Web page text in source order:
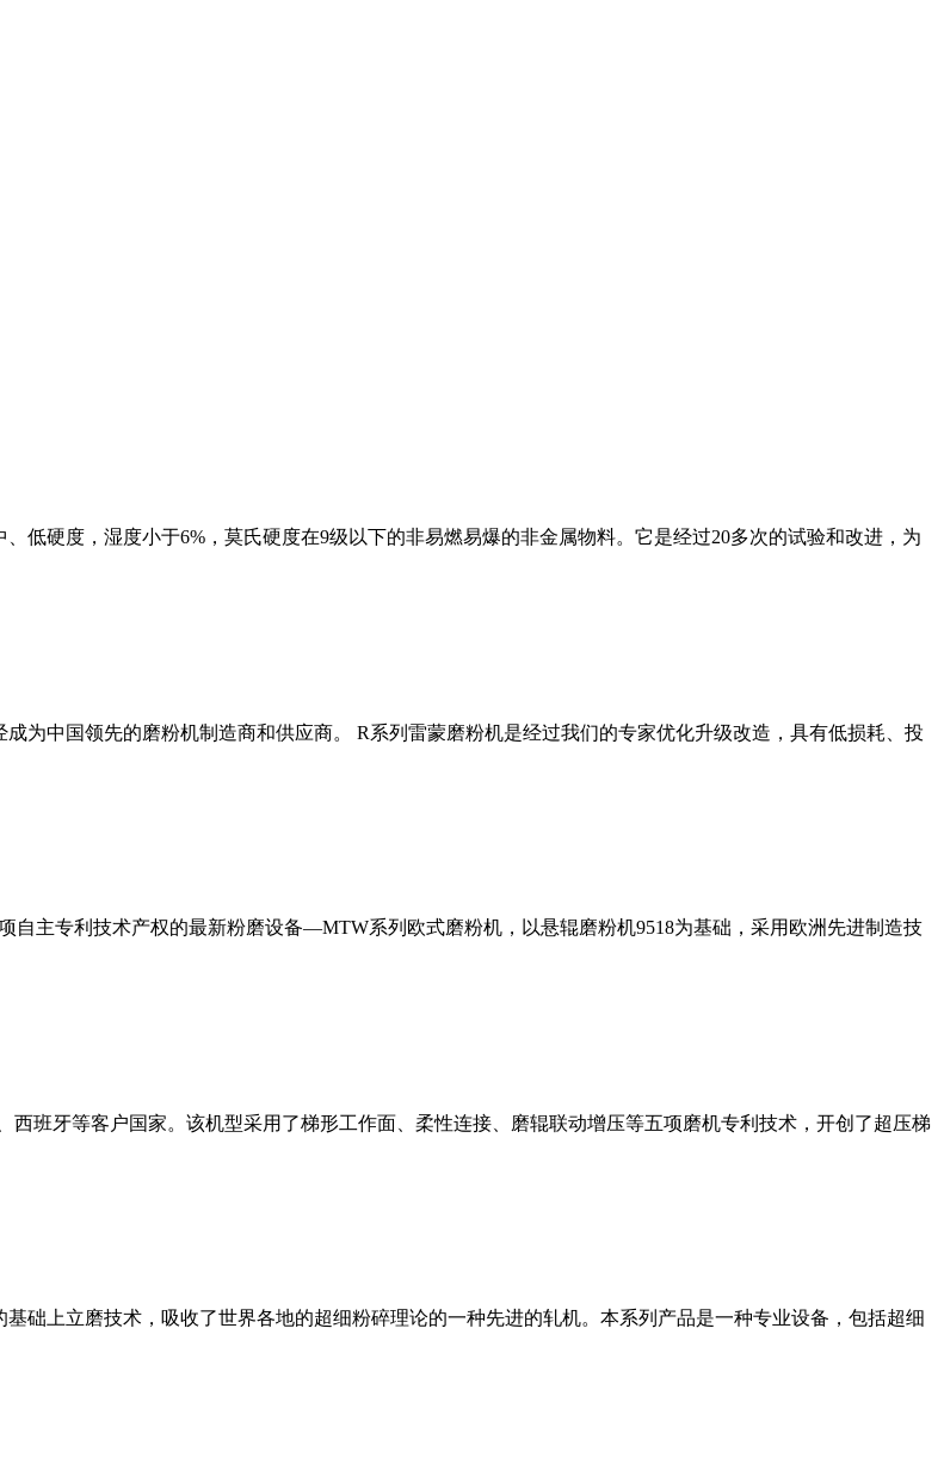
低硬度，湿度小于6%，莫氏硬度在9级以下的非易燃易爆的非金属物料。它是经过20多次的试验和改进，为
为中国领先的磨粉机制造商和供应商。 R系列雷蒙磨粉机是经过我们的专家优化升级改造，具有低损耗、投
主专利技术产权的最新粉磨设备—MTW系列欧式磨粉机，以悬辊磨粉机9518为基础，采用欧洲先进制造技
班牙等客户国家。该机型采用了梯形工作面、柔性连接、磨辊联动增压等五项磨机专利技术，开创了超压梯
础上立磨技术，吸收了世界各地的超细粉碎理论的一种先进的轧机。本系列产品是一种专业设备，包括超细